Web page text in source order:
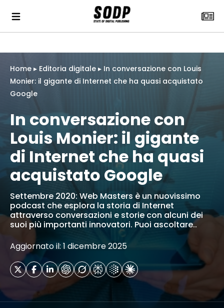
Home ▸ Editoria digitale ▸ In conversazione con Louis
Monier: il gigante di Internet che ha quasi acquistato
Google
In conversazione con
Louis Monier: il gigante
di Internet che ha quasi
acquistato Google
Settembre 2020: Web Masters è un nuovissimo
podcast che esplora la storia di Internet
attraverso conversazioni e storie con alcuni dei
suoi più importanti innovatori. Puoi ascoltare..
Aggiornato il: 1 dicembre 2025